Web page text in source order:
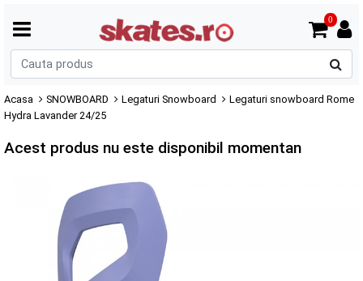
0
Acasa SNOWBOARD Legaturi Snowboard
Legaturi snowboard Rome
Hydra Lavander 24/25
Acest produs nu este disponibil momentan